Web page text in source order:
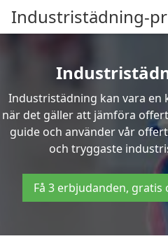
Industristädning-
Industristädning kan vara en
när det gäller att jämföra
guide och använder vår
och tryggaste
Få 3 erbjudanden,